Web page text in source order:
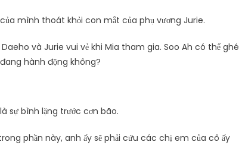
mình thoát khỏi con mắt của phụ vương Jurie.
Daeho và Jurie vui vẻ khi Mia tham gia. Soo Ah có thể ghé
hành động không?
sự bình lặng trước cơn bão.
phần này, anh ấy sẽ phải cứu các chị em của cô ấy